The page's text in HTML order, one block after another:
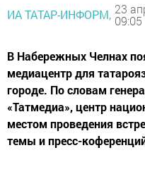
ИА ТАТАР-ИНФОРМ, 23
09:05
В Набережных Челнах
медиацентр для
городе. По словам
«Татмедиа», центр
местом проведения
темы и пресс-